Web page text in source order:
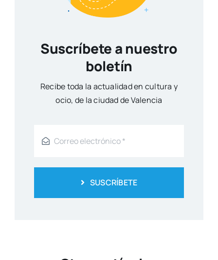
Suscríbete a nuestro
boletín
Reci­be toda la actua­li­dad en cul­tu­ra y
ocio, de la ciu­dad de Valen­cia
SUSCRÍBETE